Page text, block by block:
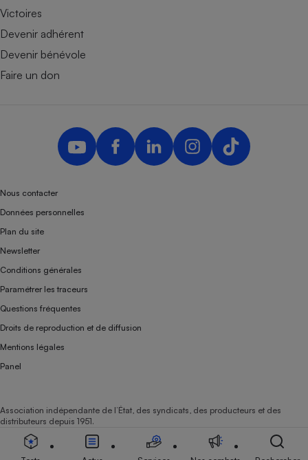
Victoires
Devenir adhérent
Devenir bénévole
Faire un don
Nous contacter
Données personnelles
Plan du site
Newsletter
Conditions générales
Paramétrer les traceurs
Questions fréquentes
Droits de reproduction et de diffusion
Mentions légales
Panel
Association indépendante de l’État, des syndicats, des producteurs et des
distributeurs depuis 1951.